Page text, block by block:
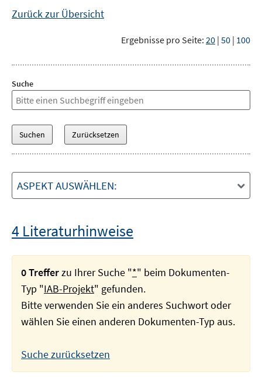
Zurück zur Übersicht
Ergebnisse pro Seite: 20 | 50 | 100
Suche
ASPEKT AUSWÄHLEN:
4 Literaturhinweise
0 Trefferzu Ihrer Suche "*" beim Dokumenten-
Typ "IAB-Projekt" gefunden.
Bitte verwenden Sie ein anderes Suchwort oder
wählen Sie einen anderen Dokumenten-Typ aus.
Suche zurücksetzen